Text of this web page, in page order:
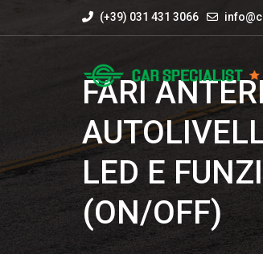
(+39) 031 431 3066
FARI
LED E
(ON/OFF)